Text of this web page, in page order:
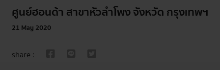
ศูนย์ฮอนด้า สาขาหัวลำโพง จังหวัด กรุงเทพฯ
21 May 2020
share :